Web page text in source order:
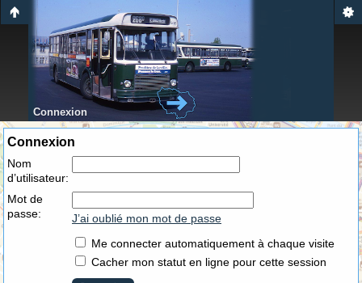
Connexion
Connexion
Nom
d’utilisateur:
Mot de
passe:
J’ai oublié mon mot de passe
Me connecter automatiquement à chaque visite
Cacher mon statut en ligne pour cette session